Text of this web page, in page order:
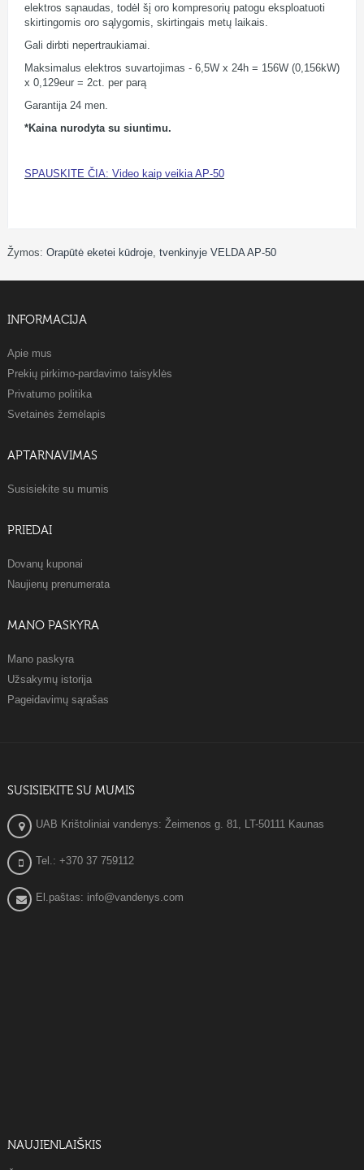
elektros sąnaudas, todėl šį oro kompresorių patogu eksploatuoti
skirtingomis oro sąlygomis, skirtingais metų laikais.
Gali dirbti nepertraukiamai.
Maksimalus elektros suvartojimas - 6,5W x 24h = 156W (0,156kW)
x 0,129eur = 2ct. per parą
Garantija 24 men.
*Kaina nurodyta su siuntimu.
SPAUSKITE ČIA: Video kaip veikia AP-50
Žymos: Orapūtė eketei kūdroje tvenkinyje VELDA AP-50
INFORMACIJA
Apie mus
Prekių pirkimo-pardavimo taisyklės
Privatumo politika
Svetainės žemėlapis
APTARNAVIMAS
Susisiekite su mumis
PRIEDAI
Dovanų kuponai
Naujienų prenumerata
MANO PASKYRA
Mano paskyra
Užsakymų istorija
Pageidavimų sąrašas
SUSISIEKITE SU MUMIS
UAB Krištoliniai vandenys: Žeimenos g. 81, LT-50111 Kaunas
Tel.: +370 37 759112
El.paštas: info@vandenys.com
NAUJIENLAIŠKIS